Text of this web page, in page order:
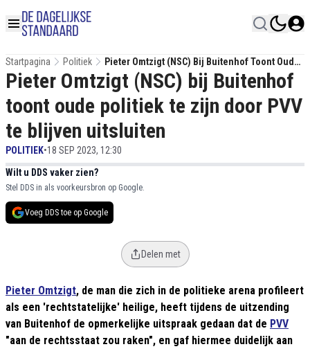
Startpagina Politiek
Pieter Omtzigt (NSC) Bij Buitenhof Toont Oude
Politiek Te Zijn Door PVV Te Blijven Uitsluiten
Pieter Omtzigt (NSC) bij Buitenhof
toont oude politiek te zijn door PVV
te blijven uitsluiten
POLITIEK•18 SEP 2023, 12:30
Wilt u DDS vaker zien?
Stel DDS in als voorkeursbron op Google.
Voeg DDS toe op Google
Delen met
Pieter Omtzigt, de man die zich in de politieke arena profileert
als een 'rechtstatelijke' heilige, heeft tijdens de uitzending
van Buitenhof de opmerkelijke uitspraak gedaan dat de PVV
"aan de rechtsstaat zou raken", en gaf hiermee duidelijk aan